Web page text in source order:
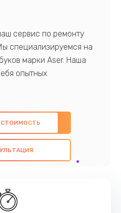
сервис по ремонту
специализируемся на
марки Aser. Наша
опытных
знаниями и
качественный ремонт с
компонентов, а
всех
цель - предоставить
медлите записаться на
СТОИМОСТЬ